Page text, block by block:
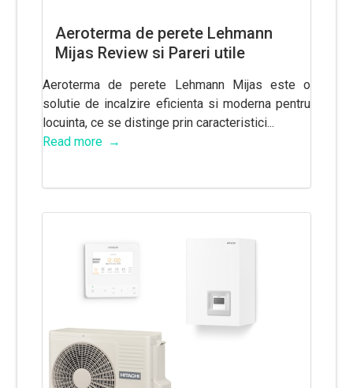
Aeroterma de perete Lehmann
Mijas Review si Pareri utile
Aeroterma de perete Lehmann Mijas este o
solutie de incalzire eficienta si moderna pentru
locuinta, ce se distinge prin caracteristici...
Read more